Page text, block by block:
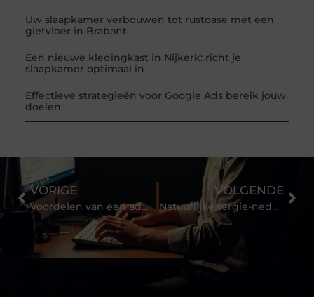
Uw slaapkamer verbouwen tot rustoase met een
gietvloer in Brabant
Een nieuwe kledingkast in Nijkerk: richt je
slaapkamer optimaal in
Effectieve strategieën voor Google Ads bereik jouw
doelen
VORIGE
Voordelen van een administratiekantoor voor het mkb
VOLGENDE
Natuurlijkenergie-nederland.nl voor zonnepanelen